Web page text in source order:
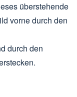
überstehende
vorne durch den
durch den